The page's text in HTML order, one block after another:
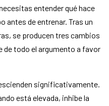
entender qué hace
antes de entrenar. Tras un
se producen tres cambios
de todo el argumento a favor
significativamente.
está elevada, inhibe la